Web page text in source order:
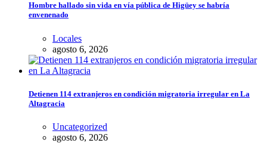
Hombre hallado sin vida en vía pública de Higüey se habría
envenenado
Locales
agosto 6, 2026
Detienen 114 extranjeros en condición migratoria irregular en La
Altagracia
Uncategorized
agosto 6, 2026